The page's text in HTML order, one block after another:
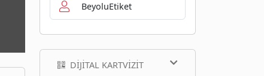
BeyoluEtiket
DIJITAL KARTVIZIT